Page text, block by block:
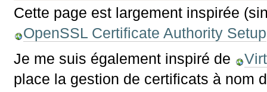
Cette page est largement inspirée
OpenSSL Certificate Authority Setup
Je me suis également inspiré de
place la gestion de certificats à nom